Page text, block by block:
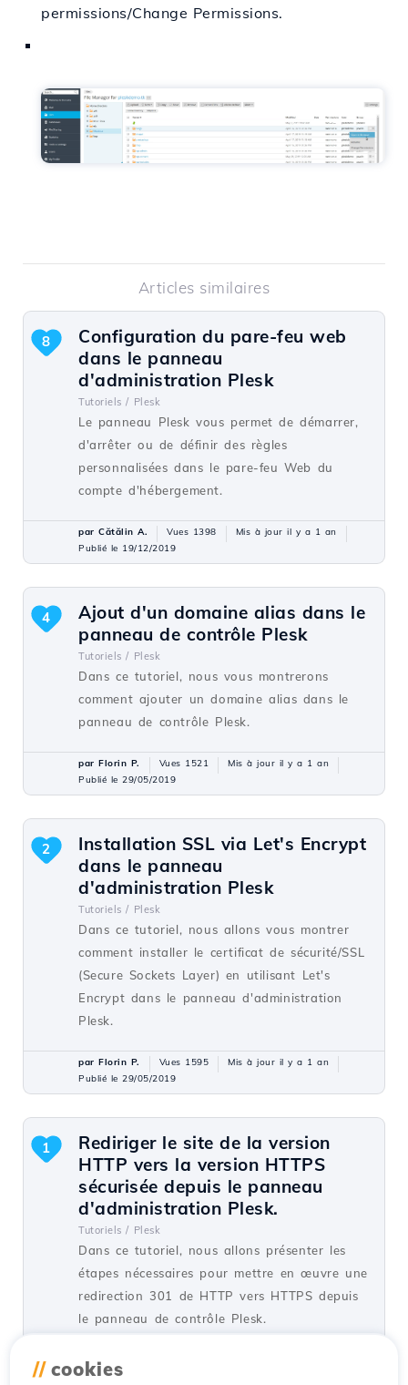
permissions/Change Permissions.
Articles similaires
Configuration du pare-feu web
dans le panneau
d'administration Plesk
Tutoriels / Plesk
Le panneau Plesk vous permet de démarrer,
d'arrêter ou de définir des règles
personnalisées dans le pare-feu Web du
compte d'hébergement.
8
par Cătălin A. Vues 1398
Mis à jour il y a 1 an
Publié le 19/12/2019
Ajout d'un domaine alias dans le
panneau de contrôle Plesk
Tutoriels / Plesk
Dans ce tutoriel, nous vous montrerons
comment ajouter un domaine alias dans le
panneau de contrôle Plesk.
4
par Florin P. Vues 1521
Mis à jour il y a 1 an
Publié le 29/05/2019
Installation SSL via Let's Encrypt
dans le panneau
d'administration Plesk
Tutoriels / Plesk
Dans ce tutoriel, nous allons vous montrer
comment installer le certificat de sécurité/SSL
(Secure Sockets Layer) en utilisant Let's
Encrypt dans le panneau d'administration
Plesk.
2
par Florin P. Vues 1595
Mis à jour il y a 1 an
Publié le 29/05/2019
Rediriger le site de la version
HTTP vers la version HTTPS
sécurisée depuis le panneau
d'administration Plesk.
Tutoriels / Plesk
Dans ce tutoriel, nous allons présenter les
étapes nécessaires pour mettre en œuvre une
redirection 301 de HTTP vers HTTPS depuis
le panneau de contrôle Plesk.
1
par Alexandru J.
Publié le 07/02/2020
// cookies